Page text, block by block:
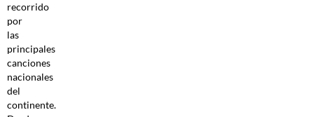
recorrido
por
las
principales
canciones
nacionales
del
continente.